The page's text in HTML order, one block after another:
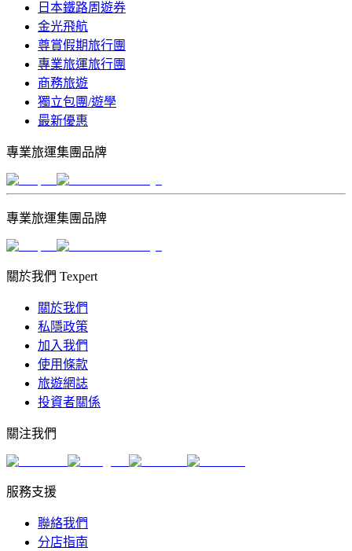
日本鐵路周遊券
金光飛航
尊賞假期旅行團
專業旅運旅行團
商務旅遊
獨立包團/遊學
最新優惠
專業旅運集團品牌
專業旅運集團品牌
關於我們 Texpert
關於我們
私隱政策
加入我們
使用條款
旅遊網誌
投資者關係
關注我們
服務支援
聯絡我們
分店指南